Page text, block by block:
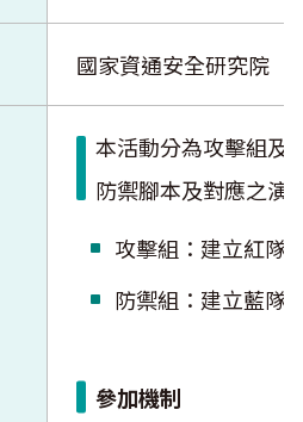
國家資通安全研究院
本活動分為攻擊組及
防禦腳本及對應之演
攻擊組：建立紅隊
防禦組：建立藍隊
參加機制